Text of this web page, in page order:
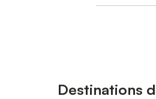
Destinations